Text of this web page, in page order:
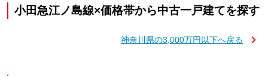
小田急江ノ島線×価格帯から中古一戸建てを探す
神奈川県の3,000万円以下へ戻る